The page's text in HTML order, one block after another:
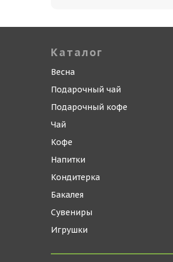
Каталог
Весна
Подарочный чай
Подарочный кофе
Чай
Кофе
Напитки
Кондитерка
Бакалея
Сувениры
Игрушки